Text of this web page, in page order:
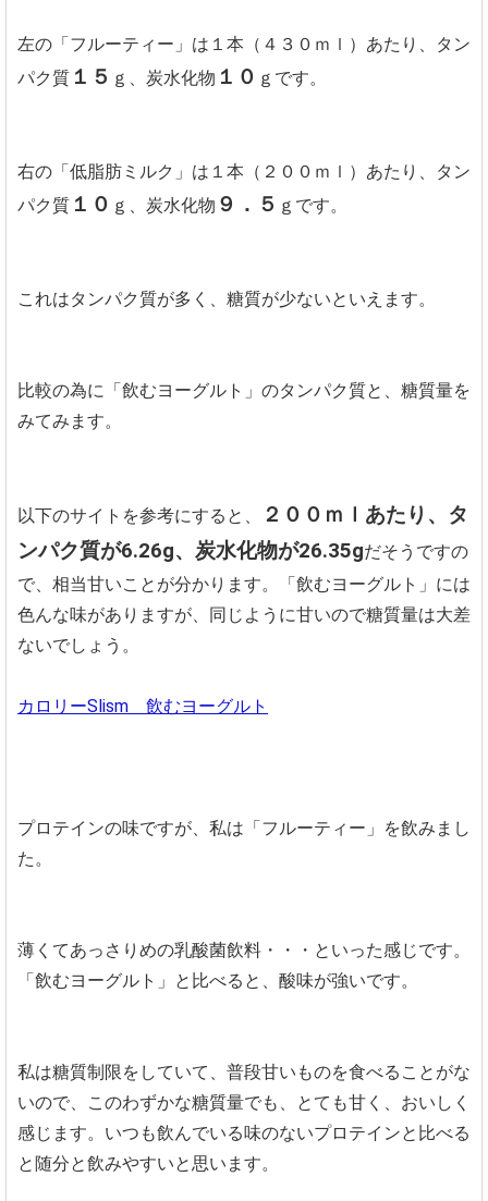
左の「フルーティー」は１本（４３０ｍｌ）あたり、タン
パク質 １５ ｇ、炭水化物 １０ ｇです。
右の「低脂肪ミルク」は１本（２００ｍｌ）あたり、タン
パク質 １０ ｇ、炭水化物 ９．５ ｇです。
これはタンパク質が多く、糖質が少ないといえます。
比較の為に「飲むヨーグルト」のタンパク質と、糖質量を
みてみます。
以下のサイトを参考にすると、
２００ｍｌあたり、タ
ンパク質が6.26g、炭水化物が26.35gだそうですの
で、相当甘いことが分かります。「飲むヨーグルト」には
色んな味がありますが、同じように甘いので糖質量は大差
ないでしょう。
カロリーSlism 飲むヨーグルト
プロテインの味ですが、私は「フルーティー」を飲みまし
た。
薄くてあっさりめの乳酸菌飲料・・・といった感じです。
「飲むヨーグルト」と比べると、酸味が強いです。
私は糖質制限をしていて、普段甘いものを食べることがな
いので、このわずかな糖質量でも、とても甘く、おいしく
感じます。いつも飲んでいる味のないプロテインと比べる
と随分と飲みやすいと思います。